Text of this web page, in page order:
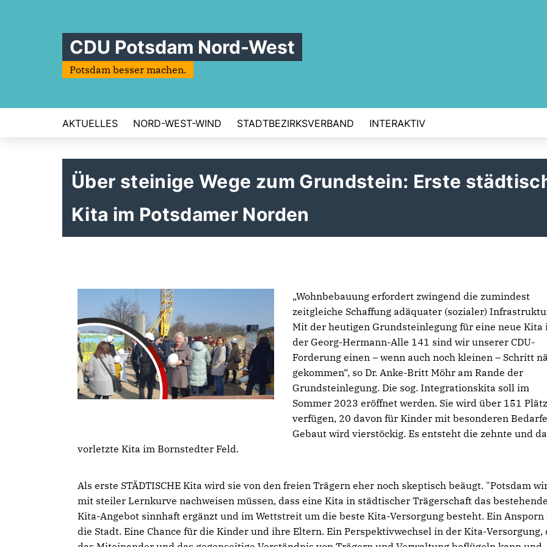
CDU Potsdam Nord-West
Potsdam besser machen.
AKTUELLES NORD-WEST-WIND STADTBEZIRKSVERBAND INTERAKTIV
Über steinige Wege zum Grundstein: Erste
Kita im Potsdamer Norden
Wohnbebauung erfordert zwingend die zumindest
zeitgleiche Schaffung adäquater (sozialer)
Mit der heutigen Grundsteinlegung für eine neue Kita
der Georg-Hermann-Alle 141 sind wir unserer CDU-
Forderung einen – wenn auch noch kleinen – Schritt
gekommen“, so Dr. Anke-Britt Möhr am Rande der
Grundsteinlegung. Die sog. Integrationskita soll im
Sommer 2023 eröffnet werden. Sie wird über 151
verfügen, 20 davon für Kinder mit besonderen
Gebaut wird vierstöckig. Es entsteht die zehnte und
vorletzte Kita im Bornstedter Feld.
Als erste STÄDTISCHE Kita wird sie von den freien Trägern eher noch skeptisch beäugt. "Potsdam
mit steiler Lernkurve nachweisen müssen, dass eine Kita in städtischer Trägerschaft das
Kita-Angebot sinnhaft ergänzt und im Wettstreit um die beste Kita-Versorgung besteht. Ein Ansporn
die Stadt. Eine Chance für die Kinder und ihre Eltern. Ein Perspektivwechsel in der Kita-Versorgung,